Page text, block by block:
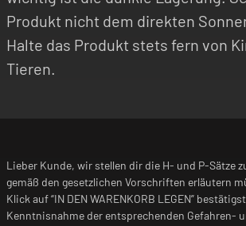
Produkt nicht dem direkten
Halte das Produkt stets fern von
Tieren.
Lieber Kunde, wir stellen dir die H- und P-Sätze
gemäß den gesetzlichen Vorschriften erläutern
Klick auf “IN DEN WARENKORB LEGEN”
Kenntnisnahme der entsprechenden Gefahren-